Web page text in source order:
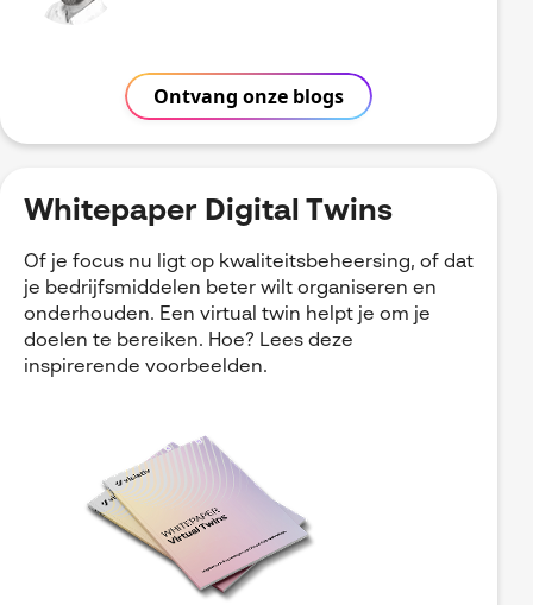
Ontvang onze blogs
Whitepaper Digital Twins
Of je focus nu ligt op kwaliteitsbeheersing, of dat
je bedrijfsmiddelen beter wilt organiseren en
onderhouden. Een virtual twin helpt je om je
doelen te bereiken. Hoe? Lees deze
inspirerende voorbeelden.